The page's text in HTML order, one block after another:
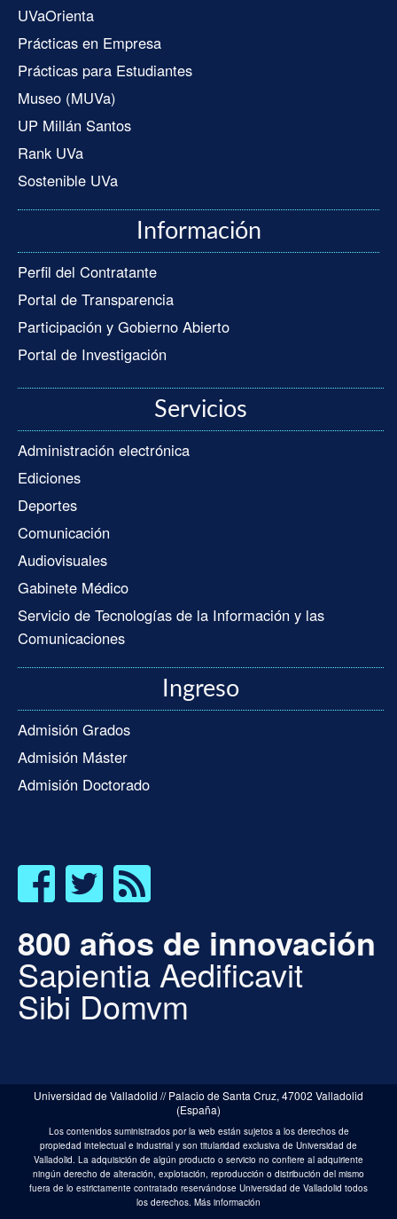
UVaOrienta
Prácticas en Empresa
Prácticas para Estudiantes
Museo (MUVa)
UP Millán Santos
Rank UVa
Sostenible UVa
Información
Perfil del Contratante
Portal de Transparencia
Participación y Gobierno Abierto
Portal de Investigación
Servicios
Administración electrónica
Ediciones
Deportes
Comunicación
Audiovisuales
Gabinete Médico
Servicio de Tecnologías de la Información y las
Comunicaciones
Ingreso
Admisión Grados
Admisión Máster
Admisión Doctorado
800 años de innovación
Sapientia Aedificavit
Sibi Domvm
Universidad de Valladolid // Palacio de Santa Cruz, 47002 Valladolid
(España)
Los contenidos suministrados por la web están sujetos a los derechos de
propiedad intelectual e industrial y son titularidad exclusiva de Universidad de
Valladolid. La adquisición de algún producto o servicio no confiere al adquiriente
ningún derecho de alteración, explotación, reproducción o distribución del mismo
fuera de lo estrictamente contratado reservándose Universidad de Valladolid todos
los derechos. Más información